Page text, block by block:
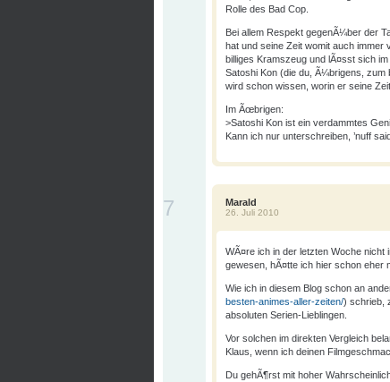
Rolle des Bad Cop.
Bei allem Respekt gegenÃ¼ber der
hat und seine Zeit womit auch immer
billiges Kramszeug und lÃ¤sst sich
Satoshi Kon (die du, Ã¼brigens, zum
wird schon wissen, worin er seine
Im Ãœbrigen:
>Satoshi Kon ist ein verdammtes
Kann ich nur unterschreiben, ’nuff
Marald
26. Juli 2010
7
WÃ¤re ich in der letzten Woche
gewesen, hÃ¤tte ich hier schon eher
Wie ich in diesem Blog schon an
besten-animes-aller-zeiten/) schrieb,
absoluten Serien-Lieblingen.
Vor solchen im direkten Vergleich
Klaus, wenn ich deinen
Du gehÃ¶rst mit hoher